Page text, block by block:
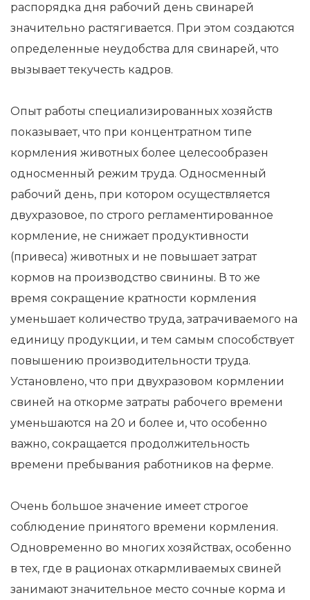
распорядка дня рабочий день свинарей
значительно растягивается. При этом создаются
определенные неудобства для свинарей, что
вызывает текучесть кадров.
Опыт работы специализированных хозяйств
показывает, что при концентратном типе
кормления животных более целесообразен
односменный режим труда. Односменный
рабочий день, при котором осуществляется
двухразовое, по строго регламентированное
кормление, не снижает продуктивности
(привеса) животных и не повышает затрат
кормов на производство свинины. В то же
время сокращение кратности кормления
уменьшает количество труда, затрачиваемого на
единицу продукции, и тем самым способствует
повышению производительности труда.
Установлено, что при двухразовом кормлении
свиней на откорме затраты рабочего времени
уменьшаются на 20 и более и, что особенно
важно, сокращается продолжительность
времени пребывания работников на ферме.
Очень большое значение имеет строгое
соблюдение принятого времени кормления.
Одновременно во многих хозяйствах, особенно
в тех, где в рационах откармливаемых свиней
занимают значительное место сочные корма и